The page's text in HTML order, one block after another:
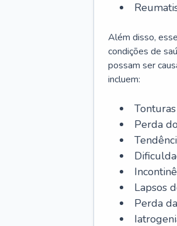
Além disso,
condições de
possam ser
incluem:
Perda
Lapsos
Perda